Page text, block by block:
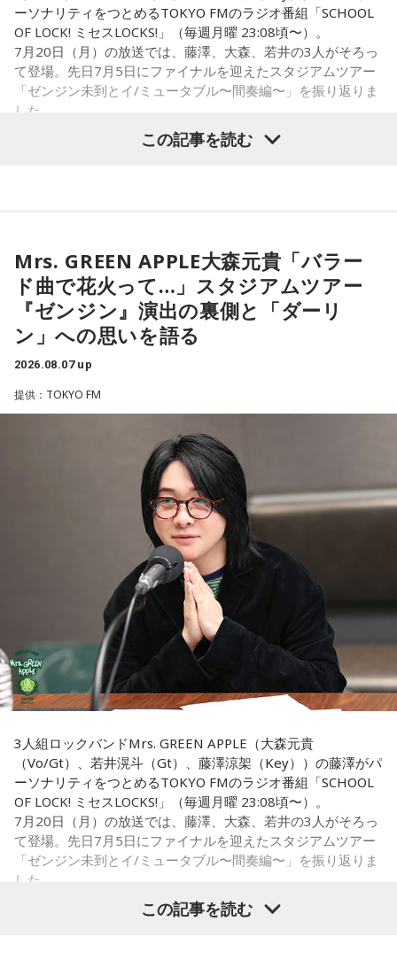
寅の日は、「千里行って千里帰る」という言い伝えから、旅
行や出張にも縁起が良い日とされています。
夏休み期間中ということもあり、旅行や帰省を予定している
人にとっては、暦を意識するきっかけになるかもしれませ
ん。
もちろん、安全な旅行のためには、天候や交通情報を確認
2026年8月8日は、寅の日と先勝が重なる日です。暦を意識す
る人の中には、次のような予定をこの日に合わせる人もいま
す。
・財布を新調する、または使い始める
・銀行口座を開設する
・資格の勉強や新しい習い事を始める
・仕事や趣味の新たな目標を立てる
また、六曜の「先勝」は一般的に午前中が吉
め、大切な予定を入れる場合は午前中を選ぶという考え方も
なお、これらは古くから伝わる暦の考え方であり、運気の上
昇や成果を保証するものではありません。自分の予定やライ
フスタイルに合わせて、無理のない範囲で取り入れるとよい
■令和8年8月8日の「8」が並ぶ日に注目が集まる理由
2026年8月8日は、「令和8年8月8日」と「8」が並ぶ印象的
な日付です。
数字の「8」は、末広がりの形から縁起の良い数字として親し
まれており、開店日や記念日、イベントの開催日として選ば
れることもあります。
ただし、「8」が並ぶこと自体が暦上の吉日を意味するわけで
はありません。
の日」が重なることから、例年以上に注目を集める可能性が
・財布を新調する
・財布を使い始める
・銀行口座を開設する
・旅行や出張へ出発する
・新しい挑戦を始める
一方で、「戻る」という意味合いから、結婚や結納などのお
寅の日は、お金に関する縁起の良い日として知られているこ
とから、財布を購入したり、使い始めたりするタイミングと
して選ぶ人もいます。
で、開運アクションとして親しまれている考え方です。
ただし、財布を新調したからといって金運の上昇が保証され
るわけではありません。あくまでも縁起担ぎとして取り入れ
■2026年8月8日に宝くじを買うのは？
寅の日は、金運にまつわる吉日として紹介されることが多い
ため、宝くじを購入するタイミングとして意識する人もいま
一方で、宝くじの当選を保証するものではありません。「縁
起の良い日に買いたい」という気持ちから、暦を参考にする
人もいるという考え方です。
■2026年8月8日に旅行へ行くのは？
行や出張にも縁起が良い日とされています。
夏休み期間中ということもあり、旅行や帰省を予定している
人にとっては、暦を意識するきっかけになるかもしれませ
ん。
もちろん、安全な旅行のためには、天候や交通情報を確認
し、余裕を持ったスケジュールを立てることが何より大切で
ーソナリティをつとめるTOKYO FMのラジオ番組「SCHOOL
OF LOCK! ミセスLOCKS!」（毎週月曜 23:08頃〜）。
7月20日（月）の放送では、藤澤、大森、若井の3人がそろっ
て登場。先日7月5日にファイナルを迎えたスタジアムツアー
「ゼンジン未到とイ/ミュータブル〜間奏編〜」を振り返りま
した。
＜リスナーからのメッセージ＞
ミセス先生、こんばんは！ 7月5日のファイナルに参戦しまし
た！ 私にとって初めての「ゼンジン」シリーズだったので、
参加できて本当に良かったです。演奏が本当にかっこよく
て、ずっと感動していました。特に「ダーリン」と「ケセラ
セラ」の時の花火は相性が良すぎて、思わず泣いてしまいま
した。帰り道もプレイリストを聴きながら帰っていたのです
がその余韻でまたウルウルしてしまいました。最高の景色と
大森：ありがとうございます！ 花火すごかったですね！
若井：すごかったよ！ ステージからの景色も花火も最高でし
藤澤：そうだよね！
大森：「ダーリン」で、本編ラストで花火が上がるというの
は結構すごいです。「ケセラセラ」って今まででも花火が上
がったりというか、大きい演出ってすごく親和性があると思
うのだけれど。
「ダーリン」でというのはやっぱりミュージックビデオがあ
あいう感じだったから、すごくみんな受け入れられるという
か良かったのかなと思うのだけれど。バラード曲で花火って
結構僕の中では「おー、そっかそうか」となって。演出チー
ムと話を進めていったんだよね！
若井：めちゃくちゃ素敵だったね！
この記事を読む
Mrs. GREEN APPLE大森元貴「バラー
ド曲で花火って…」スタジアムツアー
『ゼンジン』演出の裏側と「ダーリ
ン」への思いを語る
2026.08.07 up
提供：TOKYO FM
3人組ロックバンドMrs. GREEN APPLE（大森元貴
（Vo/Gt）、若井滉斗（Gt）、藤澤涼架（Key））の藤澤がパ
ーソナリティをつとめるTOKYO FMのラジオ番組「SCHOOL
OF LOCK! ミセスLOCKS!」（毎週月曜 23:08頃〜）。
7月20日（月）の放送では、藤澤、大森、若井の3人がそろっ
て登場。先日7月5日にファイナルを迎えたスタジアムツアー
「ゼンジン未到とイ/ミュータブル〜間奏編〜」を振り返りま
した。
この記事を読む